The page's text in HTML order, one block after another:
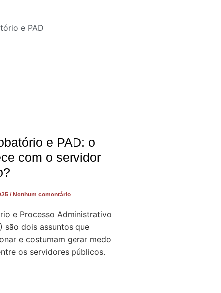
e PAD: o
com o servidor
Nenhum comentário
e Processo Administrativo
são dois assuntos que
e costumam gerar medo
os servidores públicos.